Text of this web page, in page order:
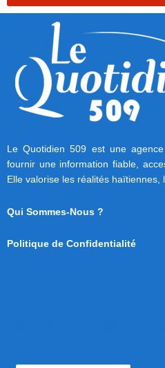
Le Quotidien 509 est une
fournir une information fiable,
Elle valorise les réalités haïtiennes,
Qui Sommes-Nous ?
Politique de Confidentialité